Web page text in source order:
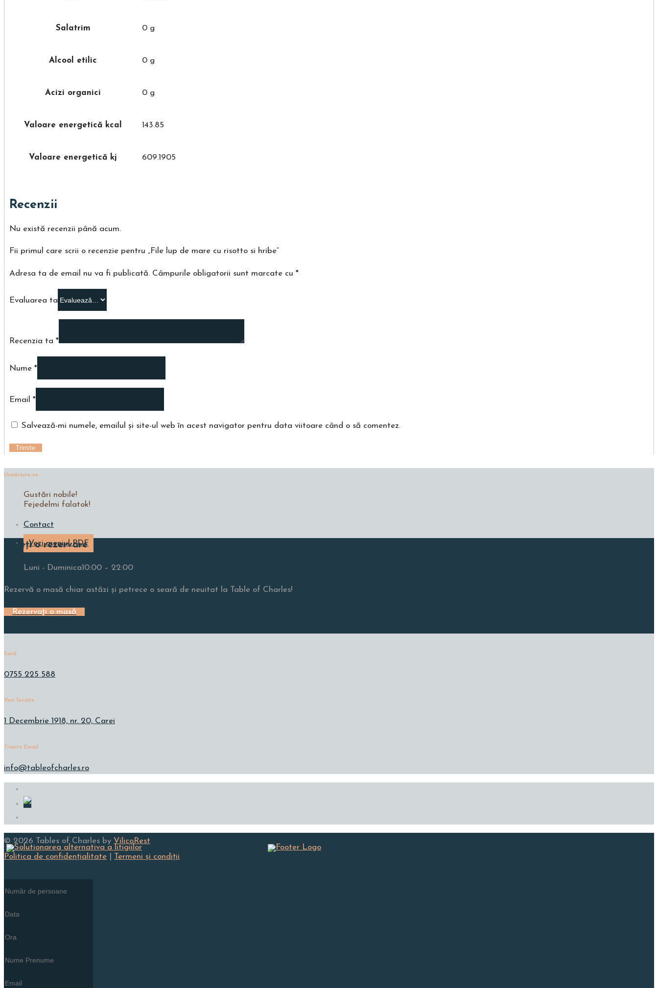
Salatrim 0 g
Alcool etilic 0 g
Acizi organici 0 g
Valoare energetică kcal 143.85
Valoare energetică kj 609.1905
Recenzii
Nu există recenzii până acum.
Fii primul care scrii o recenzie pentru „File lup de mare cu risotto si hribe”
Adresa ta de email nu va fi publicată. Câmpurile obligatorii sunt marcate cu *
Evaluarea ta
Recenzia ta *
Nume *
Email *
Salvează-mi numele, emailul și site-ul web în acest navigator pentru data viitoare când o să comentez.
Urmăreşte-ne
Gustări nobile!
Fejedelmi falatok!
Contact
Vezi meniul PDF
Faceți o rezervare
Luni - Duminica10:00 – 22:00
Rezervă o masă chiar astăzi și petrece o seară de neuitat la Table of Charles!
Rezervați o masă
Sună
0755 225 588
Vezi locație
1 Decembrie 1918, nr. 20, Carei
Trimite Email
info@tableofcharles.ro
© 2026 Tables of Charles by VilicoRest
Politica de confidenţialitate
Termeni și condiţii